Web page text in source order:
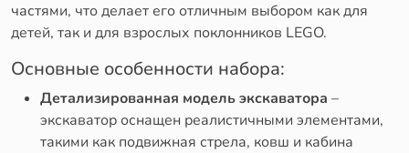
частями, что делает его отличным выбором как для
детей, так и для взрослых поклонников LEGO.
Основные особенности набора:
Детализированная модель экскаватора –
экскаватор оснащен реалистичными элементами,
такими как подвижная стрела, ковш и кабина